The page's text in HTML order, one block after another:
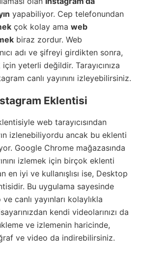
yapabiliyor. Cep telefonundan
çok kolay ama web
biraz zordur. Web
adı ve şifreyi girdikten sonra,
için yeterli değildir. Tarayıcınıza
canlı yayınını izleyebilirsiniz.
Eklentisi
web tarayıcısından
izlenebiliyordu ancak bu eklenti
Google Chrome mağazasında
izlemek için birçok eklenti
en iyi ve kullanışlısı ise, Desktop
Bu uygulama sayesinde
canlı yayınları kolaylıkla
kendi videolarınızı da
ve izlemenin haricinde,
ve video da indirebilirsiniz.